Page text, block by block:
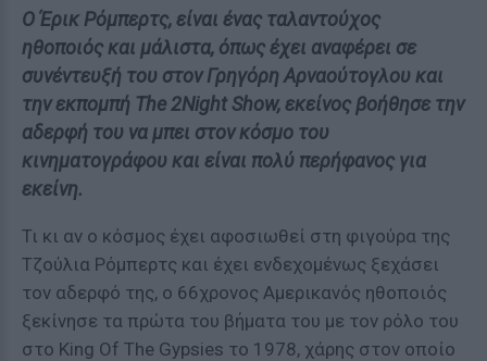
Ο Έρικ Ρόμπερτς, είναι ένας ταλαντούχος
ηθοποιός και μάλιστα, όπως έχει αναφέρει σε
συνέντευξή του στον Γρηγόρη Αρναούτογλου και
την εκπομπή The 2Night Show, εκείνος βοήθησε την
αδερφή του να μπει στον κόσμο του
κινηματογράφου και είναι πολύ περήφανος για
εκείνη.
Τι κι αν ο κόσμος έχει αφοσιωθεί στη φιγούρα της
Τζούλια Ρόμπερτς και έχει ενδεχομένως ξεχάσει
τον αδερφό της, ο 66χρονος Αμερικανός ηθοποιός
ξεκίνησε τα πρώτα του βήματα του με τον ρόλο του
στο King Of The Gypsies το 1978, χάρης στον οποίο